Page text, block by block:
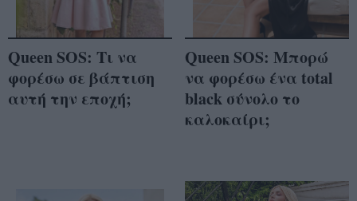
Queen SOS: Τι να
φορέσω σε βάπτιση
αυτή την εποχή;
Queen SOS: Μπορώ
να φορέσω ένα total
black σύνολο το
καλοκαίρι;